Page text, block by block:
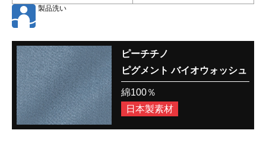
製品洗い
ピーチチノ
ピグメント バイオウォッシュ
綿100％
日本製素材